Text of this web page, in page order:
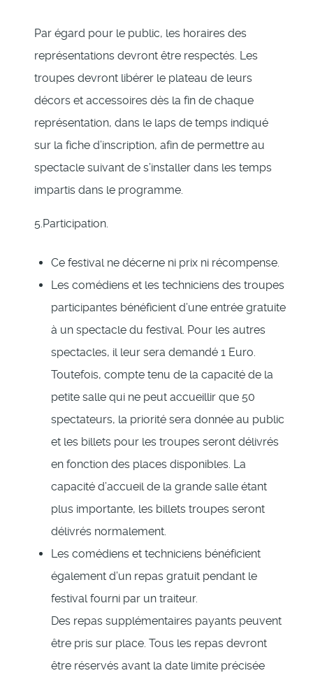
Par égard pour le public, les horaires des
représentations devront être respectés. Les
troupes devront libérer le plateau de leurs
décors et accessoires dès la fin de chaque
représentation, dans le laps de temps indiqué
sur la fiche d’inscription, afin de permettre au
spectacle suivant de s’installer dans les temps
impartis dans le programme.
5.Participation.
Ce festival ne décerne ni prix ni récompense.
Les comédiens et les techniciens des troupes
participantes bénéficient d’une entrée gratuite
à un spectacle du festival. Pour les autres
spectacles, il leur sera demandé 1 Euro.
Toutefois, compte tenu de la capacité de la
petite salle qui ne peut accueillir que 50
spectateurs, la priorité sera donnée au public
et les billets pour les troupes seront délivrés
en fonction des places disponibles. La
capacité d’accueil de la grande salle étant
plus importante, les billets troupes seront
délivrés normalement.
Les comédiens et techniciens bénéficient
également d’un repas gratuit pendant le
festival fourni par un traiteur.
Des repas supplémentaires payants peuvent
être pris sur place. Tous les repas devront
être réservés avant la date limite précisée